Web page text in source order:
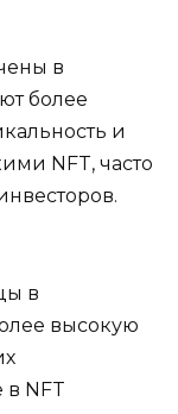
в
более
и
NFT, часто
в
высокую
NFT